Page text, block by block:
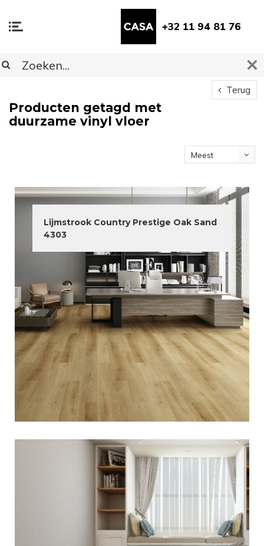
+32 11 94 81 76
Terug
Producten getagd met
duurzame vinyl vloer
Meest
Lijmstrook Country Prestige Oak Sand
4303